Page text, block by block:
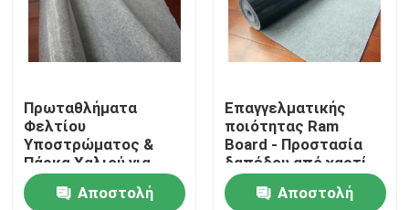
Σπίτι
Πρωταθλήματα
Φελτίου
Υποστρώματος &
Πάρκα Χαλιού για
Προστασία και άνεση
του πατώματος
Αποστολή
Επαγγελματικής
ποιότητας Ram
Board - Προστασία
δαπέδου από χαρτί
Αποστολή